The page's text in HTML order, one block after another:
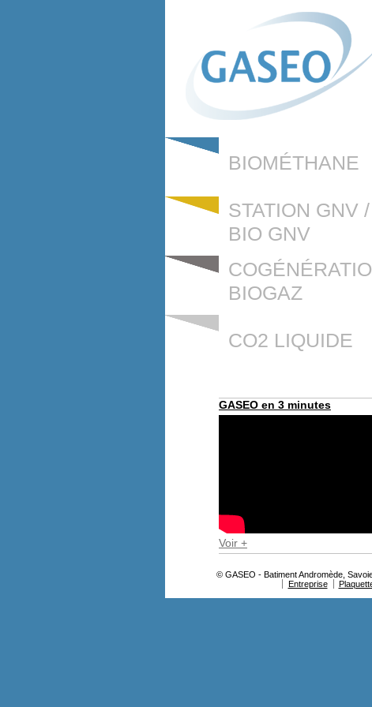
BIOMÉTHANE
STATION GNV /
BIO GNV
BIOGAZ
CO2 LIQUIDE
GASEO en 3 minutes
Voir +
© GASEO - Batiment Andromède,
Entreprise